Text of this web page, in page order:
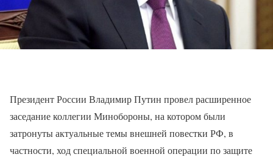
Президент России Владимир Путин провел расширенное
заседание коллегии Минобороны, на котором были
затронуты актуальные темы внешней повестки РФ, в
частности, ход специальной военной операции по защите